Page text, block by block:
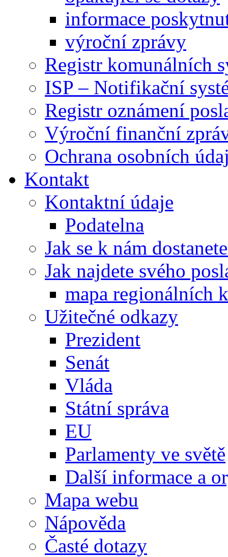
informace
výroční zprávy
Registr komunálních
ISP – Notifikační
Registr oznámení
Výroční finanční
Ochrana osobních
Kontakt
Kontaktní údaje
Podatelna
Jak se k nám
Jak najdete svého
mapa regionálních
Užitečné odkazy
Prezident
Senát
Vláda
Státní správa
EU
Parlamenty ve světě
Další informace a
Mapa webu
Nápověda
Časté dotazy